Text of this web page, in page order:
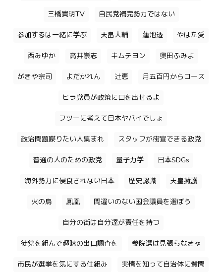
三橋貴明TV 自民党補完勢力ではない
参加するは一緒に学ぶ 天畠大輔 蓮池透 やはた愛
西みゆか 高井崇志 キムテヨン 奥田ふみよ
がきや宗司 よだかれん 辻恵 月五百円からコース
ヒラ党員が政策に口を出せるよ
フツーに考えて日本ヤバイでしょ
政治問題喋りたい人集まれ スタッフが街宣できる政党
普通の人のための政党 量子力学 日本SDGs
海外勢力に侵食されない日本 歴史認識 天皇擁護
火の鳥 鳳凰 間違いのない国会議員を選ぼう
自分の街は自分達が責任を持つ
徒党を組んで趣味の出口調査を 参院選は見張らなきゃ
市民が選挙を気にする仕組み 実情を知って自治体に質問